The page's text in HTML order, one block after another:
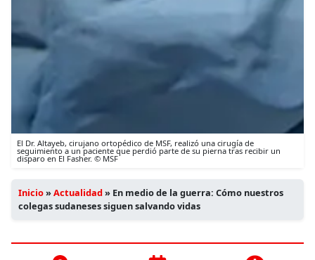
El Dr. Altayeb, cirujano ortopédico de MSF, realizó una cirugía de
seguimiento a un paciente que perdió parte de su pierna tras recibir un
disparo en El Fasher. © MSF
Inicio»Actualidad» En medio de la guerra: Cómo nuestros
colegas sudaneses siguen salvando vidas